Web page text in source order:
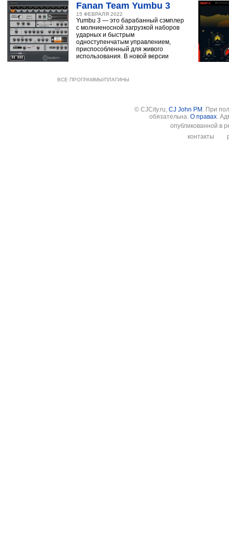
Fanan Team Yumbu 3
15 ФЕВРАЛЯ 2022
Yumbu 3 — это барабанный сэмплер
с молниеносной загрузкой наборов
ударных и быстрым
одноступенчатым управлением,
приспособленный для живого
использования. В новой версии
ВСЕ ПРОГРАММЫ/ПЛАГИНЫ
© CJCity.ru, CJ John PM . При
обязательна. О правах.
опубликованной в
контакты